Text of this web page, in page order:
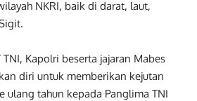
NKRI, baik di darat, laut,
Kapolri beserta jajaran Mabes
diri untuk memberikan kejutan
ulang tahun kepada Panglima TNI